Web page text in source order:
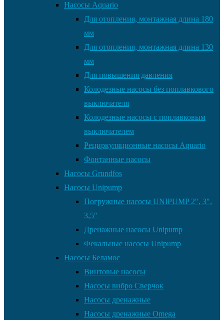
Насосы Aquario
Для отопления, монтажная длина 180
мм
Для отопления, монтажная длина 130
мм
Для повышения давления
Колодезные насосы без поплавкового
выключателя
Колодезные насосы с поплавковым
выключателем
Рециркуляционные насосы Aquario
Фонтанные насосы
Насосы Grundfos
Насосы Unipump
Погружные насосы UNIPUMP 2″, 3″,
3,5″
Дренажные насосы Unipump
Фекальные насосы Unipump
Насосы Беламос
Винтовые насосы
Насосы вибро Сверчок
Насосы дренажные
Насосы дренажные Omega